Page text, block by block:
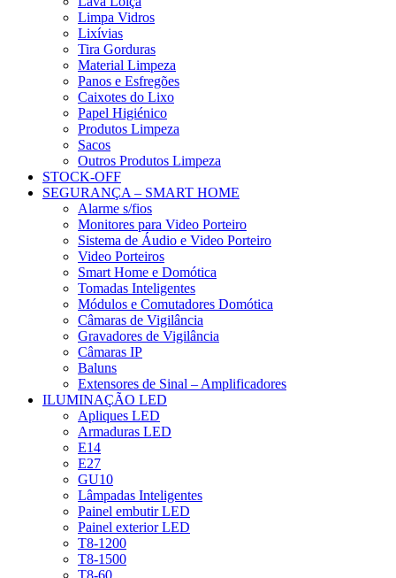
Limpa Vidros
Lixívias
Tira Gorduras
Material Limpeza
Panos e Esfregões
Caixotes do Lixo
Papel Higiénico
Produtos Limpeza
Sacos
Outros Produtos Limpeza
STOCK-OFF
SEGURANÇA – SMART HOME
Alarme s/fios
Monitores para Video Porteiro
Sistema de Áudio e Video Porteiro
Video Porteiros
Smart Home e Domótica
Tomadas Inteligentes
Módulos e Comutadores Domótica
Câmaras de Vigilância
Gravadores de Vigilância
Câmaras IP
Baluns
Extensores de Sinal – Amplificadores
ILUMINAÇÃO LED
Apliques LED
Armaduras LED
E14
E27
GU10
Lâmpadas Inteligentes
Painel embutir LED
Painel exterior LED
T8-1200
T8-1500